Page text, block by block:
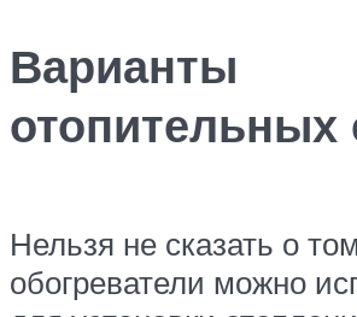
Варианты
отопительных
Нельзя не сказать о
обогреватели можно